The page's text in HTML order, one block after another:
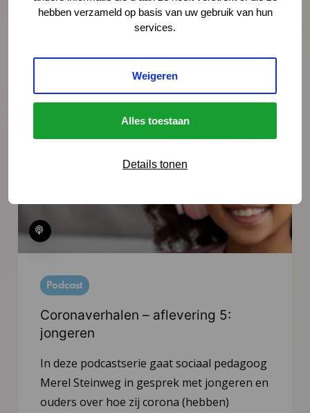
hebben verzameld op basis van uw gebruik van hun
services.
Weigeren
Alles toestaan
Details tonen
documentaire 'Jij bent de Baas' en hoe je
het gesprek over kindermishandeling
Podcast
Coronaverhalen – aflevering 5:
jongeren
In deze podcastserie gaat sociaal pedagoog
Merel Steinweg in gesprek met jongeren en
ouders over hoe zij corona (hebben)